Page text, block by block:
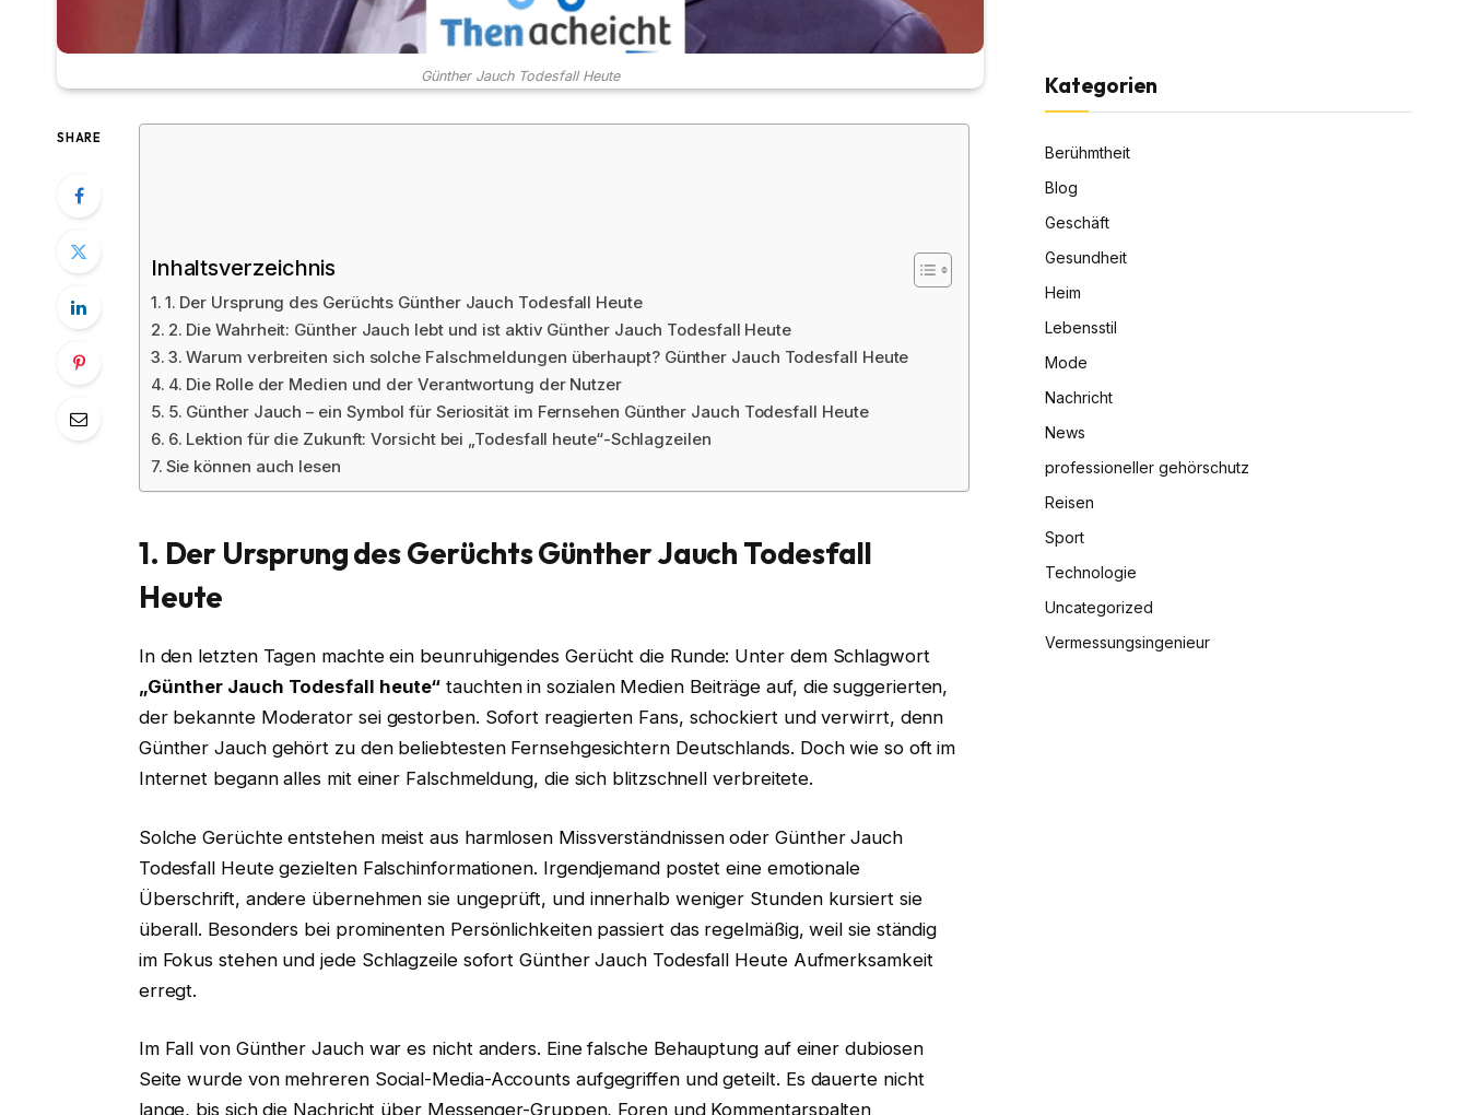
Günther Jauch Todesfall Heute
SHARE
Inhaltsverzeichnis
1. Der Ursprung des Gerüchts Günther Jauch Todesfall Heute
2. Die Wahrheit: Günther Jauch lebt und ist aktiv Günther Jauch Todesfall Heute
3. Warum verbreiten sich solche Falschmeldungen überhaupt? Günther Jauch Todesfall Heute
4. Die Rolle der Medien und der Verantwortung der Nutzer
5. Günther Jauch – ein Symbol für Seriosität im Fernsehen Günther Jauch Todesfall Heute
6. Lektion für die Zukunft: Vorsicht bei „Todesfall heute“-Schlagzeilen
Sie können auch lesen
1. Der Ursprung des Gerüchts Günther Jauch Todesfall
Heute
In den letzten Tagen machte ein beunruhigendes Gerücht die Runde: Unter dem Schlagwort
„Günther Jauch Todesfall heute“ tauchten in sozialen Medien Beiträge auf, die suggerierten,
der bekannte Moderator sei gestorben. Sofort reagierten Fans, schockiert und verwirrt, denn
Günther Jauch gehört zu den beliebtesten Fernsehgesichtern Deutschlands. Doch wie so oft im
Internet begann alles mit einer Falschmeldung, die sich blitzschnell verbreitete.
Solche Gerüchte entstehen meist aus harmlosen Missverständnissen oder Günther Jauch
Todesfall Heute gezielten Falschinformationen. Irgendjemand postet eine emotionale
Überschrift, andere übernehmen sie ungeprüft, und innerhalb weniger Stunden kursiert sie
überall. Besonders bei prominenten Persönlichkeiten passiert das regelmäßig, weil sie ständig
im Fokus stehen und jede Schlagzeile sofort Günther Jauch Todesfall Heute Aufmerksamkeit
erregt.
Im Fall von Günther Jauch war es nicht anders. Eine falsche Behauptung auf einer dubiosen
Seite wurde von mehreren Social-Media-Accounts aufgegriffen und geteilt. Es dauerte nicht
lange, bis sich die Nachricht über Messenger-Gruppen, Foren und Kommentarspalten
Kategorien
Berühmtheit
Blog
Geschäft
Gesundheit
Heim
Lebensstil
Mode
Nachricht
News
professioneller gehörschutz
Reisen
Sport
Technologie
Uncategorized
Vermessungsingenieur